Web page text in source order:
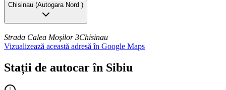
Chisinau (Autogara Nord )
Strada Calea Moşilor 3Chisinau
Vizualizează această adresă în Google Maps
Stații de autocar în Sibiu